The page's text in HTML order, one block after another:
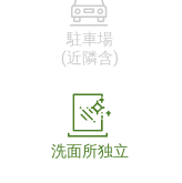
駐車場
(近隣含)
洗面所独立